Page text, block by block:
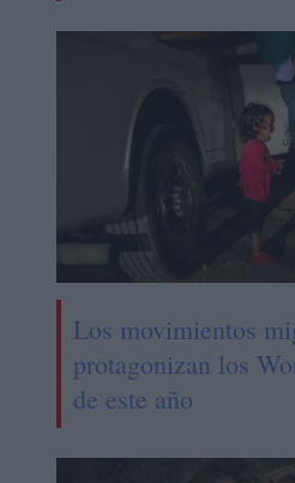
Los movimientos
protagonizan los
de este año